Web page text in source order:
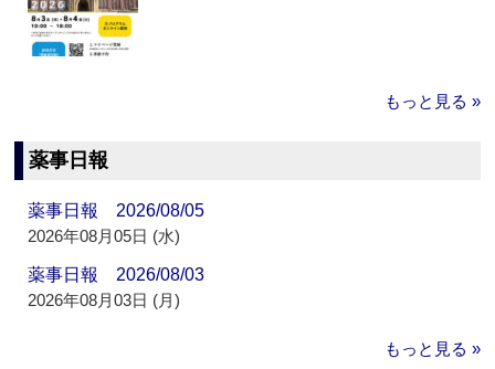
もっと見る »
薬事日報
薬事日報 2026/08/05
2026年08月05日 (水)
薬事日報 2026/08/03
2026年08月03日 (月)
もっと見る »